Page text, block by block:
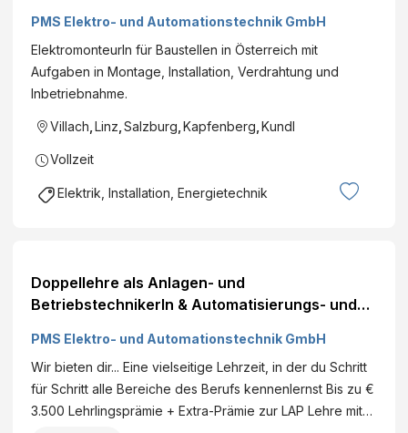
PMS Elektro- und Automationstechnik GmbH
ElektromonteurIn für Baustellen in Österreich mit
Aufgaben in Montage, Installation, Verdrahtung und
Inbetriebnahme.
Villach Linz Salzburg Kapfenberg Kundl
Vollzeit
Elektrik, Installation, Energietechnik
Doppellehre als Anlagen- und
BetriebstechnikerIn & Automatisierungs- und
PMS Elektro- und Automationstechnik GmbH
Wir bieten dir... Eine vielseitige Lehrzeit, in der du Schritt
für Schritt alle Bereiche des Berufs kennenlernst Bis zu €
3.500 Lehrlingsprämie + Extra-Prämie zur LAP Lehre mit…